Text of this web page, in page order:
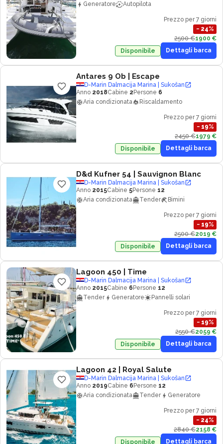
Generatore
Autopilota
Prezzo per 7 giorni
− 24%
2500 €1900 €
Disponibile
Dettagli barca
Antares 9 Ob | Escape
D-Marin Dalmacija Marina | Sukošan
Anno 2018Cabine 2 Persone 6
Aria condizionata
Riscaldamento
Prezzo per 7 giorni
− 19%
2450 €1979 €
Disponibile
Dettagli barca
D&d Kufner 54 | Sauvignon Blanc
D-Marin Dalmacija Marina | Sukošan
Anno 2015Cabine 5Persone 12
Aria condizionata
Tender Bimini
Prezzo per 7 giorni
− 19%
2500 €2019 €
Disponibile
Dettagli barca
Lagoon 450 | Time
D-Marin Dalmacija Marina | Sukošan
Anno 2015Cabine 6 Persone 12
Tender
Generatore Pannelli solari
Prezzo per 7 giorni
− 19%
2550 €2059 €
Disponibile
Dettagli barca
Lagoon 42 | Royal Salute
D-Marin Dalmacija Marina | Sukošan
Anno 2019Cabine 6 Persone 12
Aria condizionata
Tender Generatore
Prezzo per 7 giorni
− 24%
2840 €2158 €
Disponibile
Dettagli barca